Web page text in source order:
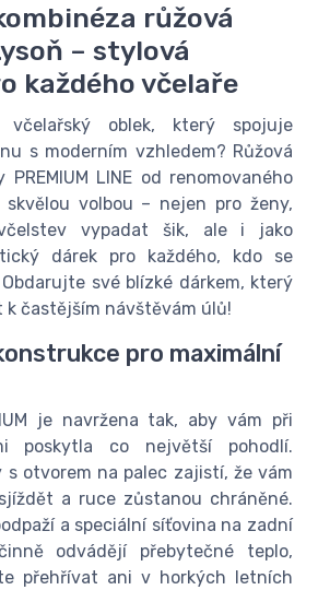
růžová
– stylová
každého včelaře
včelařský oblek, který spojuje
s moderním vzhledem? Růžová
LINE od renomovaného
volbou – nejen pro ženy,
vypadat šik, ale i jako
dárek pro každého, kdo se
své blízké dárkem, který
k častějším návštěvám úlů!
pro maximální
je navržena tak, aby vám při
poskytla co největší pohodlí.
s otvorem na palec zajistí, že vám
a ruce zůstanou chráněné.
a speciální síťovina na zadní
odvádějí přebytečné teplo,
přehřívat ani v horkých letních